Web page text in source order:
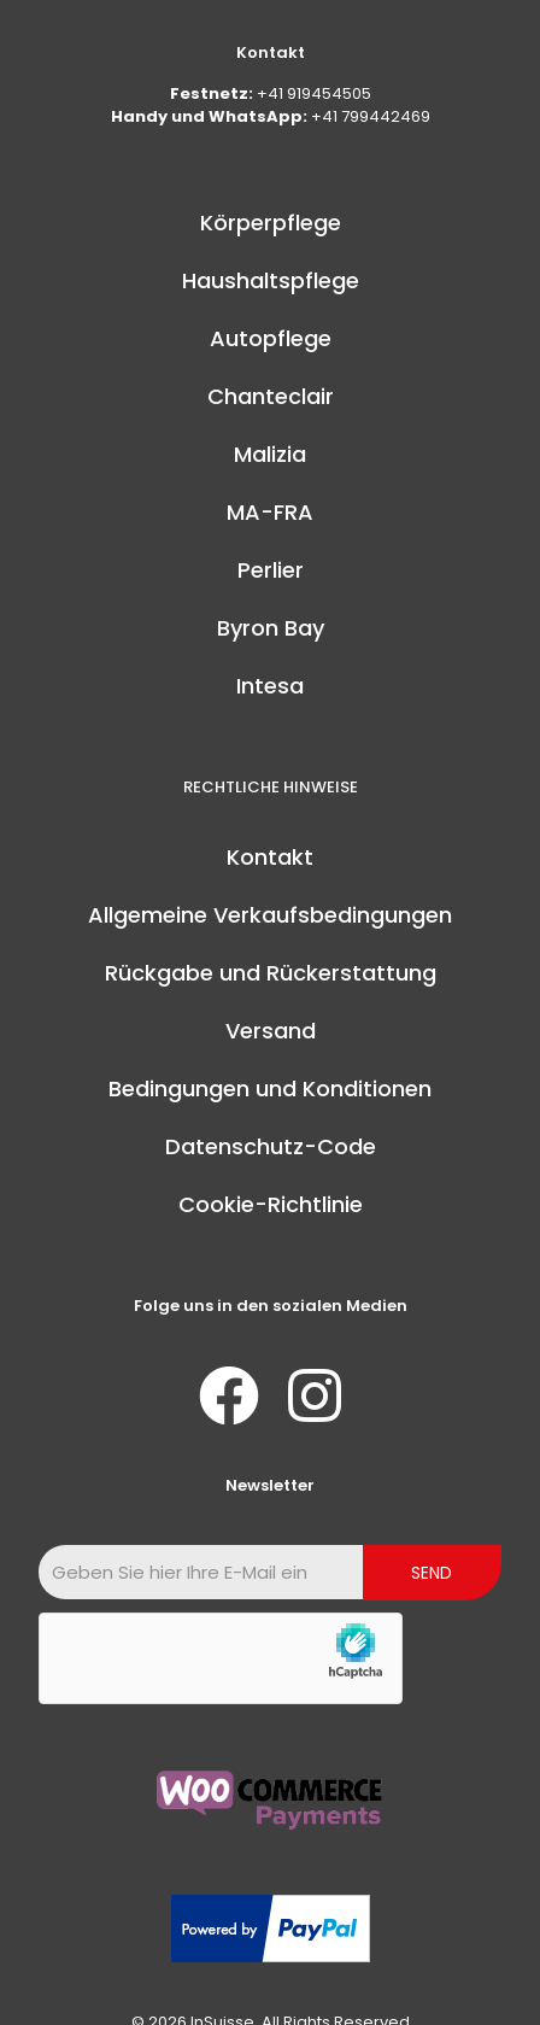
Kontakt
Festnetz: +41 919454505
Handy und WhatsApp: +41 799442469
Körperpflege
Haushaltspflege
Autopflege
Chanteclair
Malizia
MA-FRA
Perlier
Byron Bay
Intesa
RECHTLICHE HINWEISE
Kontakt
Allgemeine Verkaufsbedingungen
Rückgabe und Rückerstattung
Versand
Bedingungen und Konditionen
Datenschutz-Code
Cookie-Richtlinie
Folge uns in den sozialen Medien
Newsletter